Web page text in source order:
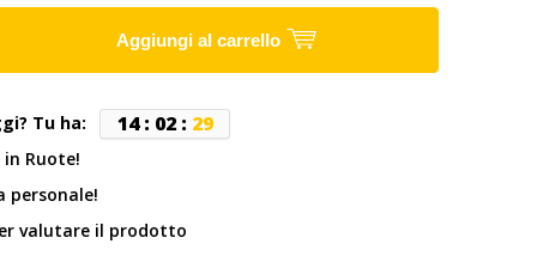
Aggiungi al carrello
Tu ha: 14: 02: 28
Ruote!
personale!
valutare il prodotto